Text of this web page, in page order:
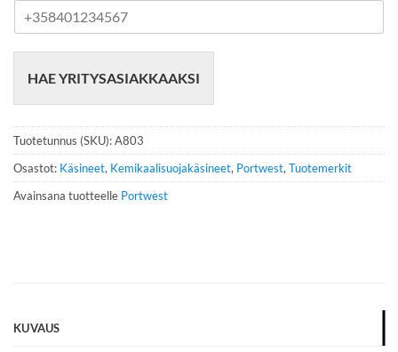
n
u
m
e
r
HAE YRITYSASIAKKAAKSI
Tuotetunnus (SKU):A803
Osastot: Käsineet, Kemikaalisuojakäsineet, Portwest, Tuotemerkit
Avainsana tuotteelle Portwest
KUVAUS